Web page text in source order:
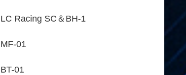
LC Racing SC＆BH-1
MF-01
BT-01